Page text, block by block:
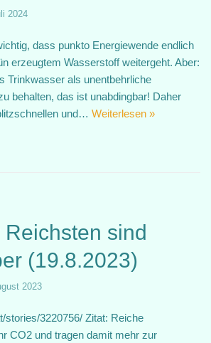
2024
dass punkto Energiewende endlich
erzeugtem Wasserstoff weitergeht. Aber:
Trinkwasser als unentbehrliche
behalten, das ist unabdingbar! Daher
und… Weiterlesen »
sind
(19.8.2023)
2023
stories/3220756/ Zitat: Reiche
CO2 und tragen damit mehr zur